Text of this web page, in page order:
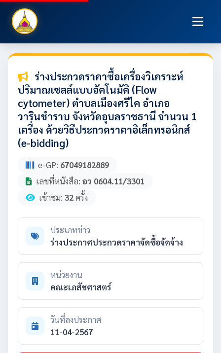
ร่างประกวดราคาซื้อเครื่องวิเคราะห์
ปริมาณเซลล์แบบอัตโนมัติ (Flow
cytometer) ตำบลเมืองศรีไค อำเภอ
วารินชำราบ จังหวัดอุบลราชธานี จำนวน 1
เครื่อง ด้วยวิธีประกวดราคาอิเล็กทรอนิกส์
(e-bidding)
e-GP: 67049182889
เลขที่หนังสือ: อว 0604.11/3301
เข้าชม: 32ครั้ง
ประเภทข่าว
ร่างประกาศประกวดราคาจัดซื้อจัดจ้าง
หน่วยงาน
คณะเภสัชศาสตร์
วันที่ลงประกาศ
11-04-2567